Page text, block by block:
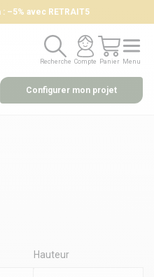
–5% avec RETRAIT5
Recherche
Recherche
Compte
Compte
Panier
Panier
Menu
Menu
Configurer mon projet
Hauteur